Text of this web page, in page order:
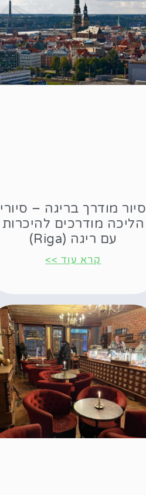
סיור מודרך בריגה – סיורי
הליכה מודרכים להיכרות
עם ריגה (Riga)
קרא עוד >>